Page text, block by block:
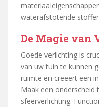
waterafstotende
De Magie van
Goede verlichting is
van uw tuin te kunnen
ruimte en creëert een
Maak een onderscheid
sfeerverlichting.